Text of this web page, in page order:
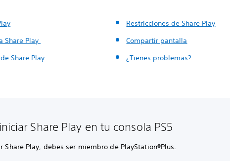
Share Play
Share Play
Restricciones de Share Play
Compartir pantalla
¿Tienes problemas?
Share Play en tu consola PS5
Share Play, debes ser miembro de PlayStation®Plus.